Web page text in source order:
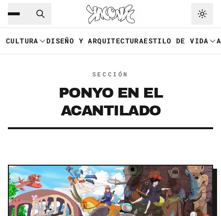
Saltar al contenido principal
CULTURA DISEÑO Y ARQUITECTURAESTILO DE VIDA
SECCIÓN
PONYO EN EL
ACANTILADO